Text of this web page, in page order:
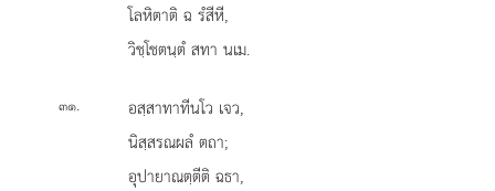
โลหิตาติ ฉ รํสีหี,
วิชฺโชตนฺตํ สทา นเม.
๓๑. อสฺสาทาทีนโว เจว,
นิสฺสรณผลํ ตถา;
อุปายาณตฺตีติ ฉธา,